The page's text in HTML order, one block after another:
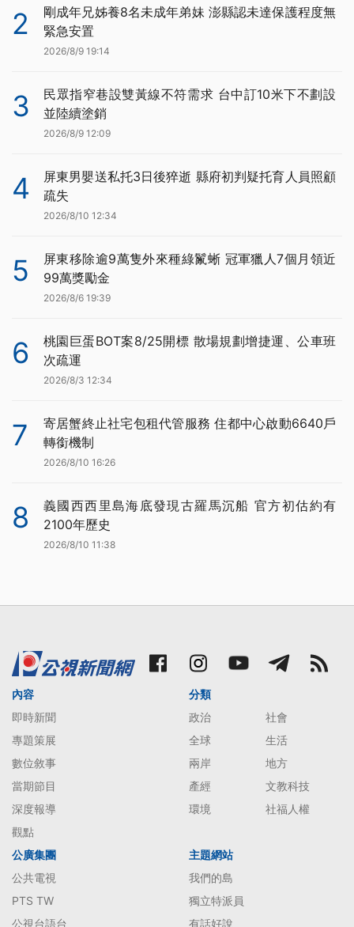
2
剛成年兄姊養8名未成年弟妹 澎縣認未達保護程度無
緊急安置
2026/8/9 19:14
3
民眾指窄巷設雙黃線不符需求 台中訂10米下不劃設
並陸續塗銷
2026/8/9 12:09
4
屏東男嬰送私托3日後猝逝 縣府初判疑托育人員照顧
疏失
2026/8/10 12:34
5
屏東移除逾9萬隻外來種綠鬣蜥 冠軍獵人7個月領近
99萬獎勵金
2026/8/6 19:39
6
桃園巨蛋BOT案8/25開標 散場規劃增捷運、公車班
次疏運
2026/8/3 12:34
7
寄居蟹終止社宅包租代管服務 住都中心啟動6640戶
轉銜機制
2026/8/10 16:26
8
義國西西里島海底發現古羅馬沉船 官方初估約有
2100年歷史
2026/8/10 11:38
內容
即時新聞
專題策展
數位敘事
當期節目
深度報導
觀點
分類
政治
社會
全球
生活
兩岸
地方
產經
文教科技
環境
社福人權
公廣集團
公共電視
PTS TW
公視台語台
主題網站
我們的島
獨立特派員
有話好說